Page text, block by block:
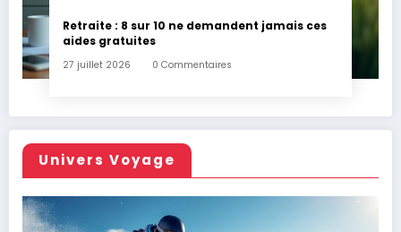
Retraite : 8 sur 10 ne demandent jamais ces
aides gratuites
27 juillet 2026 0 Commentaires
Univers Voyage